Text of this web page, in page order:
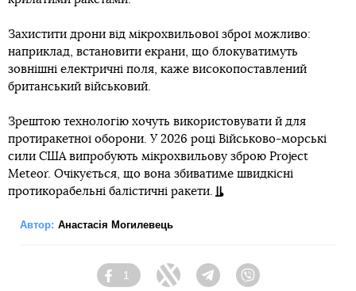
Захистити дрони від мікрохвильової зброї можливо:
наприклад, встановити екрани, що блокуватимуть
зовнішні електричні поля, каже високопоставлений
британський військовий.
Зрештою технологію хочуть використовувати й для
протиракетної оборони. У 2026 році Військово-морські
сили США випробують мікрохвильову зброю Project
Meteor. Очікується, що вона збиватиме швидкісні
протикорабельні балістичні ракети.
Автор: Анастасія Могилевець
Facebook
1
Twitter TelegramViber